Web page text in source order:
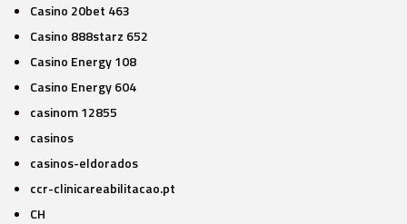
Casino 20bet 463
Casino 888starz 652
Casino Energy 108
Casino Energy 604
casinom 12855
casinos
casinos-eldorados
ccr-clinicareabilitacao.pt
CH